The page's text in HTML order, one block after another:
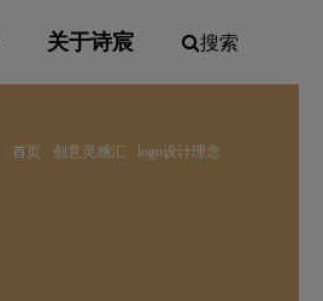
关于诗宸 搜索
首页 创意灵感汇
logo设计理念